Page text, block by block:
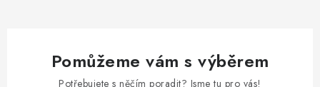
Pomůžeme vám s výběrem
Potřebujete s něčím poradit? Jsme tu pro vás!